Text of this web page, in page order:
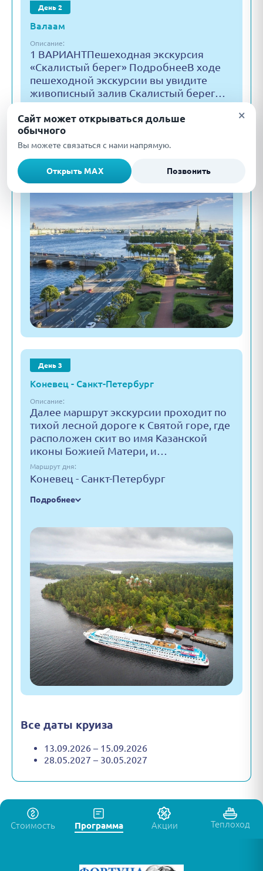
День 2
Валаам
Описание:
1 ВАРИАНТПешеходная экскурсия
«Скалистый берег» ПодробнееВ ходе
пешеходной экскурсии вы увидите
живописный залив Скалистый берег…
Валаам
День 3
Коневец - Санкт-Петербург
Описание:
Далее маршрут экскурсии проходит по
тихой лесной дороге к Святой горе, где
расположен скит во имя Казанской
иконы Божией Матери, и…
Маршрут дня:
Коневец - Санкт-Петербург
Подробнее
Все даты круиза
13.09.2026 – 15.09.2026
28.05.2027 – 30.05.2027
Стоимость Программа Акции Теплоход
×
Сайт может открываться дольше
обычного
Вы можете связаться с нами напрямую.
Открыть MAX Позвонить